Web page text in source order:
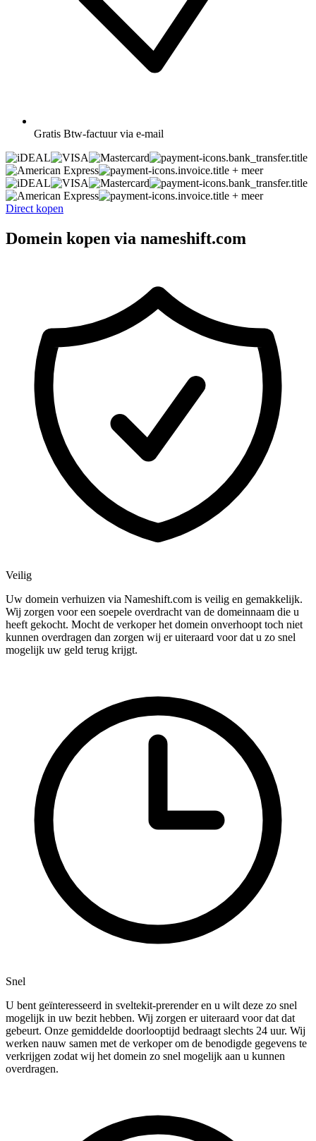
Gratis Btw-factuur via e-mail
+ meer
+ meer
Direct kopen
Domein kopen via nameshift.com
Veilig
Uw domein verhuizen via Nameshift.com is veilig en gemakkelijk.
Wij zorgen voor een soepele overdracht van de domeinnaam die u
heeft gekocht. Mocht de verkoper het domein onverhoopt toch niet
kunnen overdragen dan zorgen wij er uiteraard voor dat u zo snel
mogelijk uw geld terug krijgt.
Snel
U bent geïnteresseerd in sveltekit-prerender en u wilt deze zo snel
mogelijk in uw bezit hebben. Wij zorgen er uiteraard voor dat dat
gebeurt. Onze gemiddelde doorlooptijd bedraagt slechts 24 uur. Wij
werken nauw samen met de verkoper om de benodigde gegevens te
verkrijgen zodat wij het domein zo snel mogelijk aan u kunnen
overdragen.